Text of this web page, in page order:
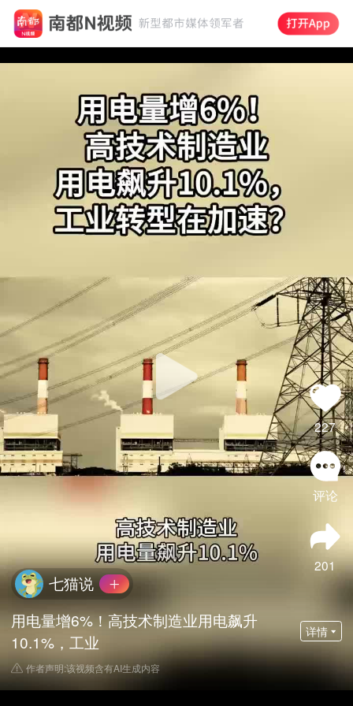
227
评论
201
七猫说
用电量增6%！高技术制造业用电飙升
10.1%，工业
详情
作者声明:该视频含有AI生成内容